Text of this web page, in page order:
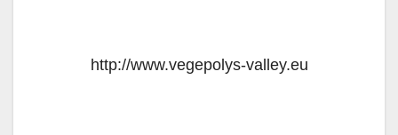
http://www.vegepolys-valley.eu